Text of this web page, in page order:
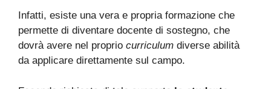
Infatti, esiste una vera e propria formazione che
permette di diventare docente di sostegno, che
dovrà avere nel proprio curriculum diverse abilità
da applicare direttamente sul campo.